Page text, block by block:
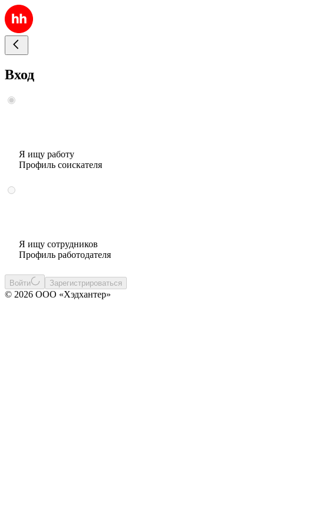
Вход
Я ищу работу
Профиль соискателя
Я ищу сотрудников
Профиль работодателя
Войти Зарегистрироваться
© 2026 ООО «Хэдхантер»